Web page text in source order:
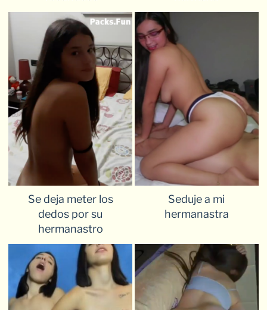
Se deja meter los
dedos por su
hermanastro
Seduje a mi
hermanastra